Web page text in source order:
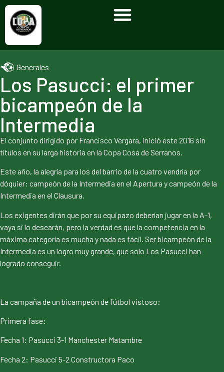
Generales
Los Pasucci: el primer
bicampeón de la
Intermedia
El conjunto dirigido por Francisco Vergara, inició este 2016 sin
títulos en su larga historia en la Copa Cosa de Serranos.
Este año, la alegría para los del barrio de la cuatro vendría por
dóquier: campeón de la Intermedia en el Apertura y campeón de la
Intermedia en el Clausura.
Los exigentes dirán que por su equipazo deberían jugar en la A-1,
vaya si lo desearán, pero la verdad es que la competencia en la
máxima categoría es mucha y nada es fácil. Ser bicampeón de la
Intermedia es un logro muy grande, que solo Los Pasucci han
logrado conseguir.
La campaña de un bicampeón de fútbol vistoso:
Primera fase:
Fecha 1: Pasucci 3-1 Manchester Matambre
Fecha 2: Pasucci 5-2 Constructora Paco